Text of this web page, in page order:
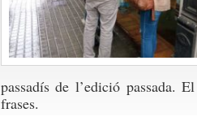
passadís de l’edició passada.
frases.